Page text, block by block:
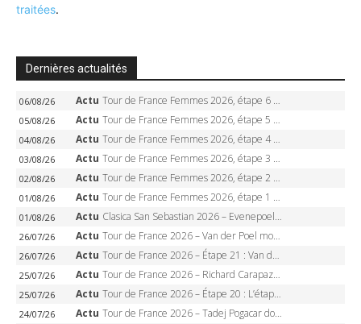
traitées.
Dernières actualités
06/08/26 Actu Tour de France Femmes 2026, étape 6 – Kim Le Court-Pienaar gagne à Tournon, Reusser en jaune
05/08/26 Actu Tour de France Femmes 2026, étape 5 – Demi Vollering gagne à Belleville, Reusser en jaune, Ferrand-Prévot coule
04/08/26 Actu Tour de France Femmes 2026, étape 4 – Marlen Reusser écrase le chrono, Ferrand-Prévot en crise
03/08/26 Actu Tour de France Femmes 2026, étape 3 – Sigrid Haugset en solitaire, 88 km d’échappée, maillot jaune
02/08/26 Actu Tour de France Femmes 2026, étape 2 – Lorena Wiebes doublé à Genève, Markus héroïque, 7e record
01/08/26 Actu Tour de France Femmes 2026, étape 1 – Lorena Wiebes intouchable à Lausanne, premier maillot jaune
01/08/26 Actu Clasica San Sebastian 2026 – Evenepoel recordman, 4e victoire, Carapaz battu au sprint
26/07/26 Actu Tour de France 2026 – Van der Poel monumental à Paris, Pogacar égale le record des cinq sacres
26/07/26 Actu Tour de France 2026 – Étape 21 : Van der Poel, Pogacar, qui succédera à Wout van Aert sur les Champs-Elysées ?
25/07/26 Actu Tour de France 2026 – Richard Carapaz roi des Alpes, doublé et maillot à pois, Seixas perd le podium
25/07/26 Actu Tour de France 2026 – Étape 20 : L’étape reine, Galibier, Sarenne, Alpe d’Huez, qui succédera à Pogacar ?
24/07/26 Actu Tour de France 2026 – Tadej Pogacar dompte l’Alpe d’Huez, 5e victoire, record de Pantani pulvérisé